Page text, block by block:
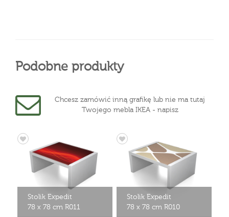
Podobne produkty
Chcesz zamówić inną grafikę lub nie ma tutaj
Twojego mebla IKEA - napisz
Stolik Expedit
78 x 78 cm R011
Stolik Expedit
78 x 78 cm R010